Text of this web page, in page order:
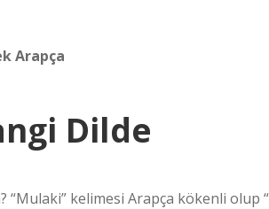
Arapça
Dilde
“Mulaki” kelimesi Arapça kökenli olup